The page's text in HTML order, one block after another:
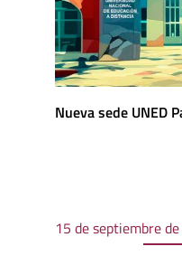
Nueva sede UNED
15 de septiembre